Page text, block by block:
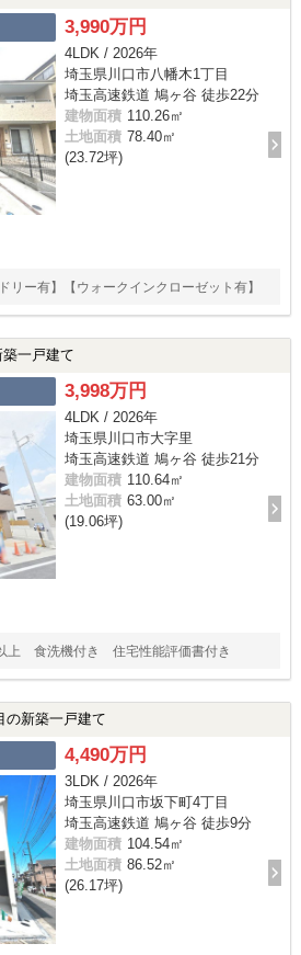
3,990万円
4LDK / 2026年
埼玉県川口市八幡木1丁目
埼玉高速鉄道 鳩ヶ谷 徒歩22分
建物面積 110.26㎡
土地面積 78.40㎡
(23.72坪)
リー有】【ウォークインクローゼット有】
一戸建て
3,998万円
4LDK / 2026年
埼玉県川口市大字里
埼玉高速鉄道 鳩ヶ谷 徒歩21分
建物面積 110.64㎡
土地面積 63.00㎡
(19.06坪)
上 食洗機付き 住宅性能評価書付き
の新築一戸建て
4,490万円
3LDK / 2026年
埼玉県川口市坂下町4丁目
埼玉高速鉄道 鳩ヶ谷 徒歩9分
建物面積 104.54㎡
土地面積 86.52㎡
(26.17坪)